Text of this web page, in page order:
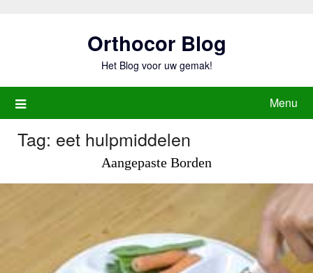
Orthocor Blog
Het Blog voor uw gemak!
Menu
Tag: eet hulpmiddelen
Aangepaste Borden